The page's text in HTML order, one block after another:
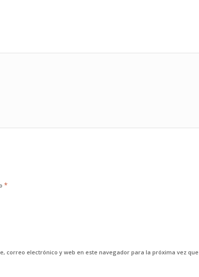
*
correo electrónico y web en este navegador para la próxima vez